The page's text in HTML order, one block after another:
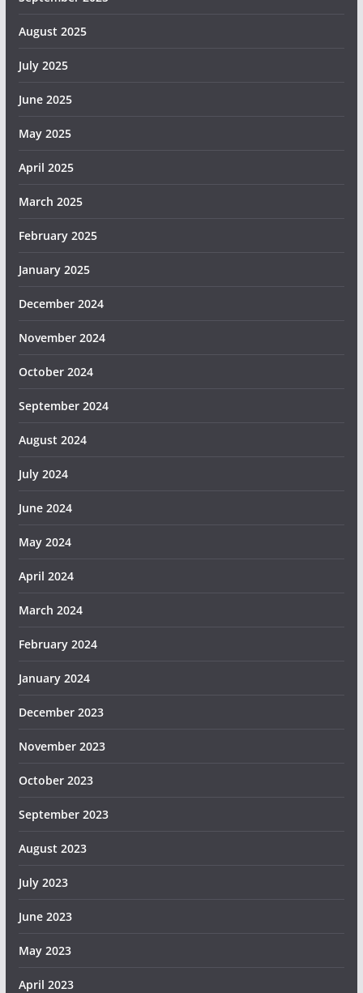
August 2025
July 2025
June 2025
May 2025
April 2025
March 2025
February 2025
January 2025
December 2024
November 2024
October 2024
September 2024
August 2024
July 2024
June 2024
May 2024
April 2024
March 2024
February 2024
January 2024
December 2023
November 2023
October 2023
September 2023
August 2023
July 2023
June 2023
May 2023
April 2023